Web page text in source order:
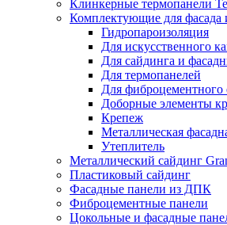
Клинкерные термопанели
Комплектующие для фасада
Гидропароизоляция
Для искусственного
Для сайдинга и
Для термопанелей
Для фиброцементного
Доборные элементы
Крепеж
Металлическая
Утеплитель
Металлический сайдинг
Пластиковый сайдинг
Фасадные панели из ДПК
Фиброцементные панели
Цокольные и фасадные